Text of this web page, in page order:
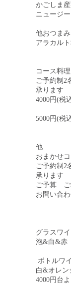
かごしま
ニュージ
他おつま
アラカル
コース料理
ご予約制2
承ります
4000円(税
5000円(税
他
おまかせ
ご予約制2
承ります
ご予算 ご
お問い合
グラスワ
泡&白&赤
ボトルワ
白&オレ
4000円台